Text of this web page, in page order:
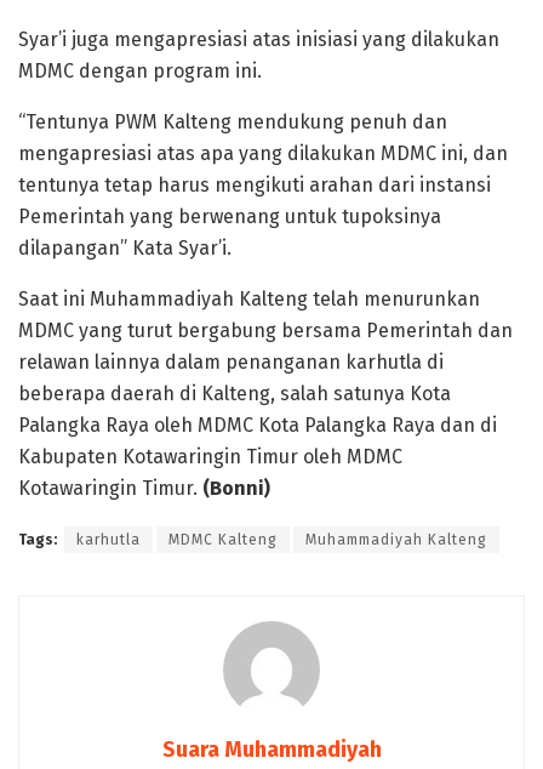
Syar’i juga mengapresiasi atas inisiasi yang dilakukan
MDMC dengan program ini.
“Tentunya PWM Kalteng mendukung penuh dan
mengapresiasi atas apa yang dilakukan MDMC ini, dan
tentunya tetap harus mengikuti arahan dari instansi
Pemerintah yang berwenang untuk tupoksinya
dilapangan” Kata Syar’i.
Saat ini Muhammadiyah Kalteng telah menurunkan
MDMC yang turut bergabung bersama Pemerintah dan
relawan lainnya dalam penanganan karhutla di
beberapa daerah di Kalteng, salah satunya Kota
Palangka Raya oleh MDMC Kota Palangka Raya dan di
Kabupaten Kotawaringin Timur oleh MDMC
Kotawaringin Timur. (Bonni)
Tags: karhutla MDMC Kalteng Muhammadiyah Kalteng
Suara Muhammadiyah